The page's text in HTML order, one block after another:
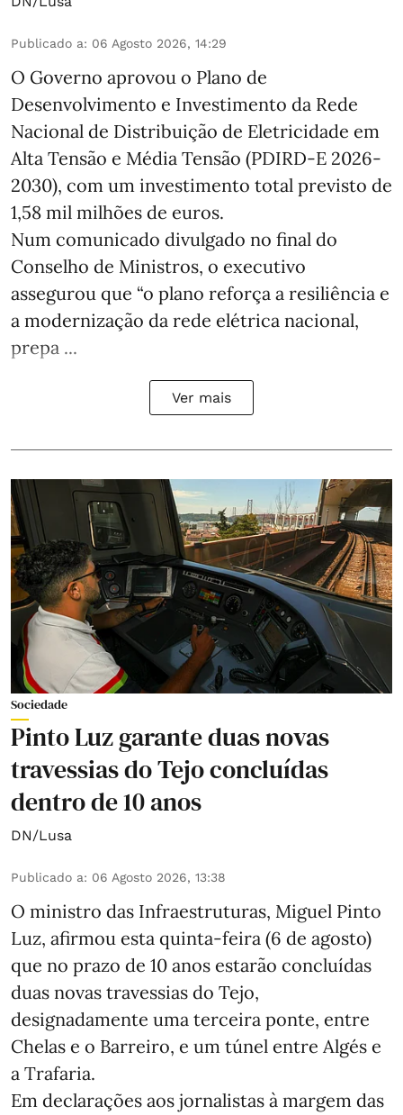
Publicado a: 06 Agosto 2026, 14:29
O Governo aprovou o Plano de
Desenvolvimento e Investimento da Rede
Nacional de Distribuição de Eletricidade em
Alta Tensão e Média Tensão (PDIRD-E 2026-
2030), com um investimento total previsto de
1,58 mil milhões de euros.
Num comunicado divulgado no final do
Conselho de Ministros, o executivo
assegurou que “o plano reforça a resiliência e
a modernização da rede elétrica nacional,
prepa ...
Ver mais
Sociedade
Pinto Luz garante duas novas
travessias do Tejo concluídas
dentro de 10 anos
DN/Lusa
Publicado a: 06 Agosto 2026, 13:38
O ministro das Infraestruturas, Miguel Pinto
Luz, afirmou esta quinta-feira (6 de agosto)
que no prazo de 10 anos estarão concluídas
duas novas travessias do Tejo,
designadamente uma terceira ponte, entre
Chelas e o Barreiro, e um túnel entre Algés e
a Trafaria.
Em declarações aos jornalistas à margem das